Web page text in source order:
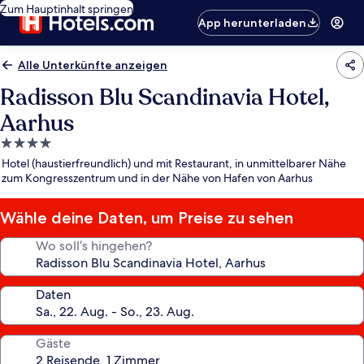
Zum Hauptinhalt springen
App herunterladen
Alle Unterkünfte anzeigen
Radisson Blu Scandinavia Hotel,
Aarhus
4.0-
Sterne-
Unterkunft
Hotel (haustierfreundlich) und mit Restaurant, in unmittelbarer Nähe
zum Kongresszentrum und in der Nähe von Hafen von Aarhus
Wähle deine Daten, um Preise zu sehen
Wo soll’s hingehen?
Daten
Gäste